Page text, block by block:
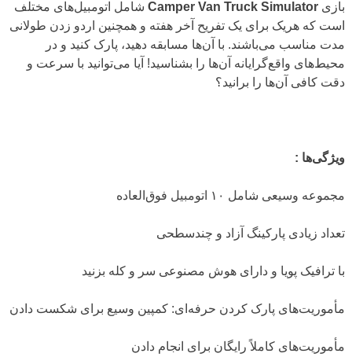
بازی Camper Van Truck Simulatorشامل اتومبیل‌های مختلف
است که هریک برای یک تفریح آخر هفته و همچنین اردو زدن طولانی
مدت مناسب می‌باشند. با آن‌ها مسابقه دهید، پارک کنید و در
محیط‌های واقع‌گرایانه آن‌ها را بشناسید! آیا می‌توانید با سرعت و
دقت کافی آن‌ها را برانید؟
ویژگی‌ها :
مجموعه وسیعی شامل ۱۰ اتومبیل فوق‌العاده
تعداد زیادی پارکینگ آزاد و چندسطحی
با ترافیک پویا و دارای هوش مصنوعی سر و کله بزنید
مأموریت‌های پارک کردن حرفه‌ای: کمپین وسیع برای شکست دادن
مأموریت‌های کاملاً رایگان برای انجام دادن